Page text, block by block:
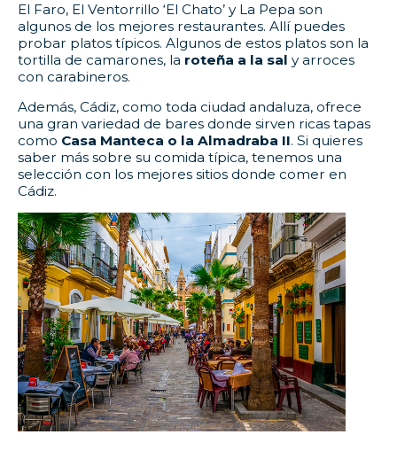
El Faro, El Ventorrillo ‘El Chato’ y La Pepa son
algunos de los mejores restaurantes. Allí puedes
probar platos típicos. Algunos de estos platos son la
tortilla de camarones, la roteña a la sal y arroces
con carabineros.
Además, Cádiz, como toda ciudad andaluza, ofrece
una gran variedad de bares donde sirven ricas tapas
como Casa Manteca o la Almadraba II. Si quieres
saber más sobre su comida típica, tenemos una
selección con los mejores sitios donde comer en
Cádiz.